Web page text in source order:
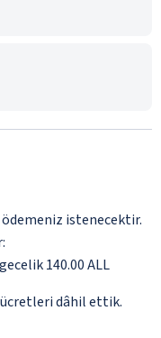
istenecektir.
140.00 ALL
dâhil ettik.